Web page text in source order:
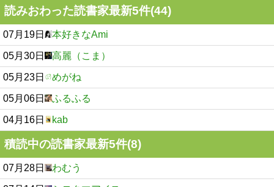
読みおわった読書家最新5件(44)
07月19日 本好きなAmi
05月30日 高麗（こま）
05月23日 めがね
05月06日 ふるふる
04月16日 kab
積読中の読書家最新5件(8)
07月28日 わむう